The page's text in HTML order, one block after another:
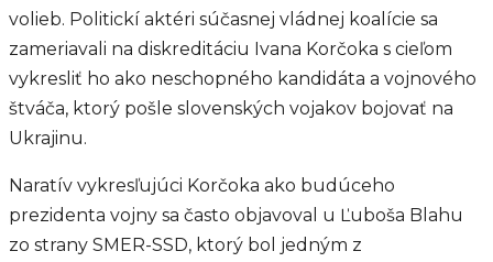
volieb. Politickí aktéri súčasnej vládnej koalície sa
zameriavali na diskreditáciu Ivana Korčoka s cieľom
vykresliť ho ako neschopného kandidáta a vojnového
štváča, ktorý pošle slovenských vojakov bojovať na
Ukrajinu.
Naratív vykresľujúci Korčoka ako budúceho
prezidenta vojny sa často objavoval u Ľuboša Blahu
zo strany SMER-SSD, ktorý bol jedným z